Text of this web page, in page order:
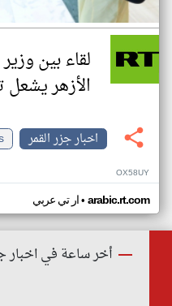
لقاء بين
الأزهر يشعل
اخبار جزر القمر
OX58UY
ار تي عربي• arabic.rt.com
أخر ساعة في اخبار